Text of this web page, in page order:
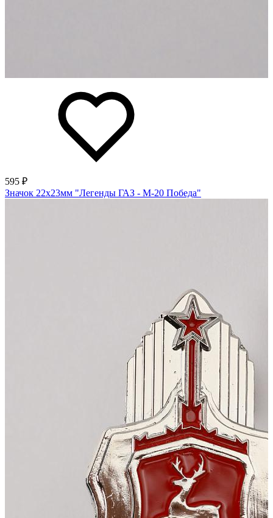
595 ₽
Значок 22х23мм "Легенды ГАЗ - М-20 Победа"